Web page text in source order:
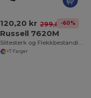
120,20 kr 299,82 kr
-60%
Russell 7620M
Slitesterk og Flekkbestandig Genser
+7 Farger